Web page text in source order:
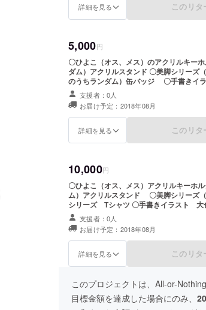
詳細を見る このリ
5,000円
〇ひよこ（オス、メス）のアクリルキーホルダー 各
ダム）アクリルスタンド 〇美脚シリーズ（ひよこ、象、タコ、カニ、亀
のうちランダム）缶バッジ 〇手書きイラスト ミニ色紙 〇手書きお手
紙 支援者：0人
お届け予定：2018年08月
詳細を見る このリ
10,000円
〇ひよこ（オス、メス）アクリルキーホルダー 各１ 〇
ム）アクリルスタンド 〇美脚シリーズ（ランダム）缶バッジ 〇美脚
支援者：0人
お届け予定：2018年08月
詳細を見る このリ
このプロジェクトは、All-or-Nothing
目標金額を達成した場合にのみ、